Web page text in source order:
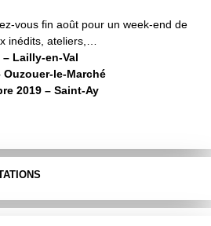
vous fin août pour un week-end de
inédits, ateliers,…
– Lailly-en-Val
Ouzouer-le-Marché
2019 – Saint-Ay